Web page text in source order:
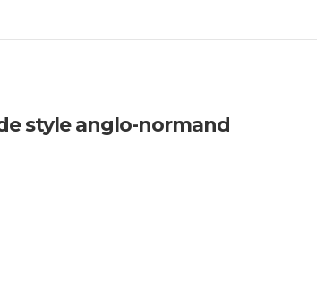
style anglo-normand